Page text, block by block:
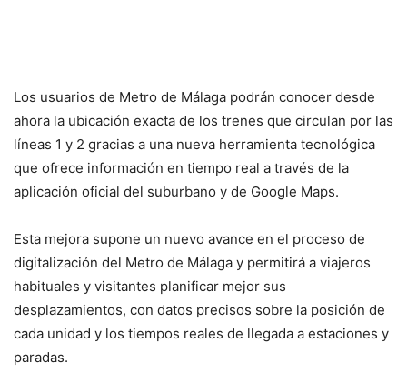
Los usuarios de Metro de Málaga podrán conocer desde
ahora la ubicación exacta de los trenes que circulan por las
líneas 1 y 2 gracias a una nueva herramienta tecnológica
que ofrece información en tiempo real a través de la
aplicación oficial del suburbano y de Google Maps.
Esta mejora supone un nuevo avance en el proceso de
digitalización del Metro de Málaga y permitirá a viajeros
habituales y visitantes planificar mejor sus
desplazamientos, con datos precisos sobre la posición de
cada unidad y los tiempos reales de llegada a estaciones y
paradas.